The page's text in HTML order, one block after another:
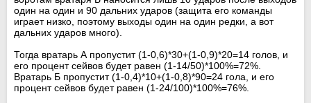
один на один и 90 дальних ударов (защита его команды
играет низко, поэтому выходы один на один редки, а вот
дальних ударов много).
Тогда вратарь А пропустит (1-0,6)*30+(1-0,9)*20=14 голов, и
его процент сейвов будет равен (1-14/50)*100%=72%.
Вратарь Б пропустит (1-0,4)*10+(1-0,8)*90=24 гола, и его
процент сейвов будет равен (1-24/100)*100%=76%.